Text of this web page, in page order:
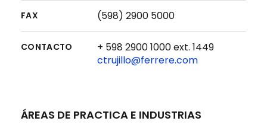
FAX (598) 2900 5000
CONTACTO
+ 598 2900 1000 ext. 1449
ctrujillo@ferrere.com
ÁREAS DE PRACTICA E INDUSTRIAS